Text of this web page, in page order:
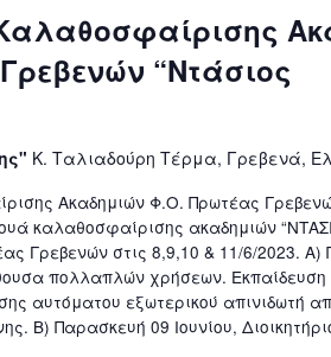
“Ντάσιος
Κ. Ταλιαδούρη Τέρμα, Γρεβενά,
Ακαδημιών Φ.Ο. Πρωτέας
καλαθοσφαίρισης ακαδημιών
Γρεβενών στις 8,9,10 & 11/6/2023. Α)
πολλαπλών χρήσεων. Εκπαίδευση
αυτόματου εξωτερικού απινιδωτή
Β) Παρασκευή 09 Ιουνίου,